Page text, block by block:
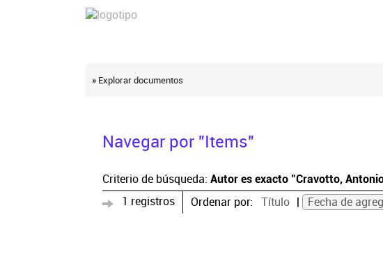
» Explorar documentos
Navegar por "Items"
Criterio de búsqueda: Autor es exacto "Cravotto,
1 registros Ordenar por: Título Fecha de